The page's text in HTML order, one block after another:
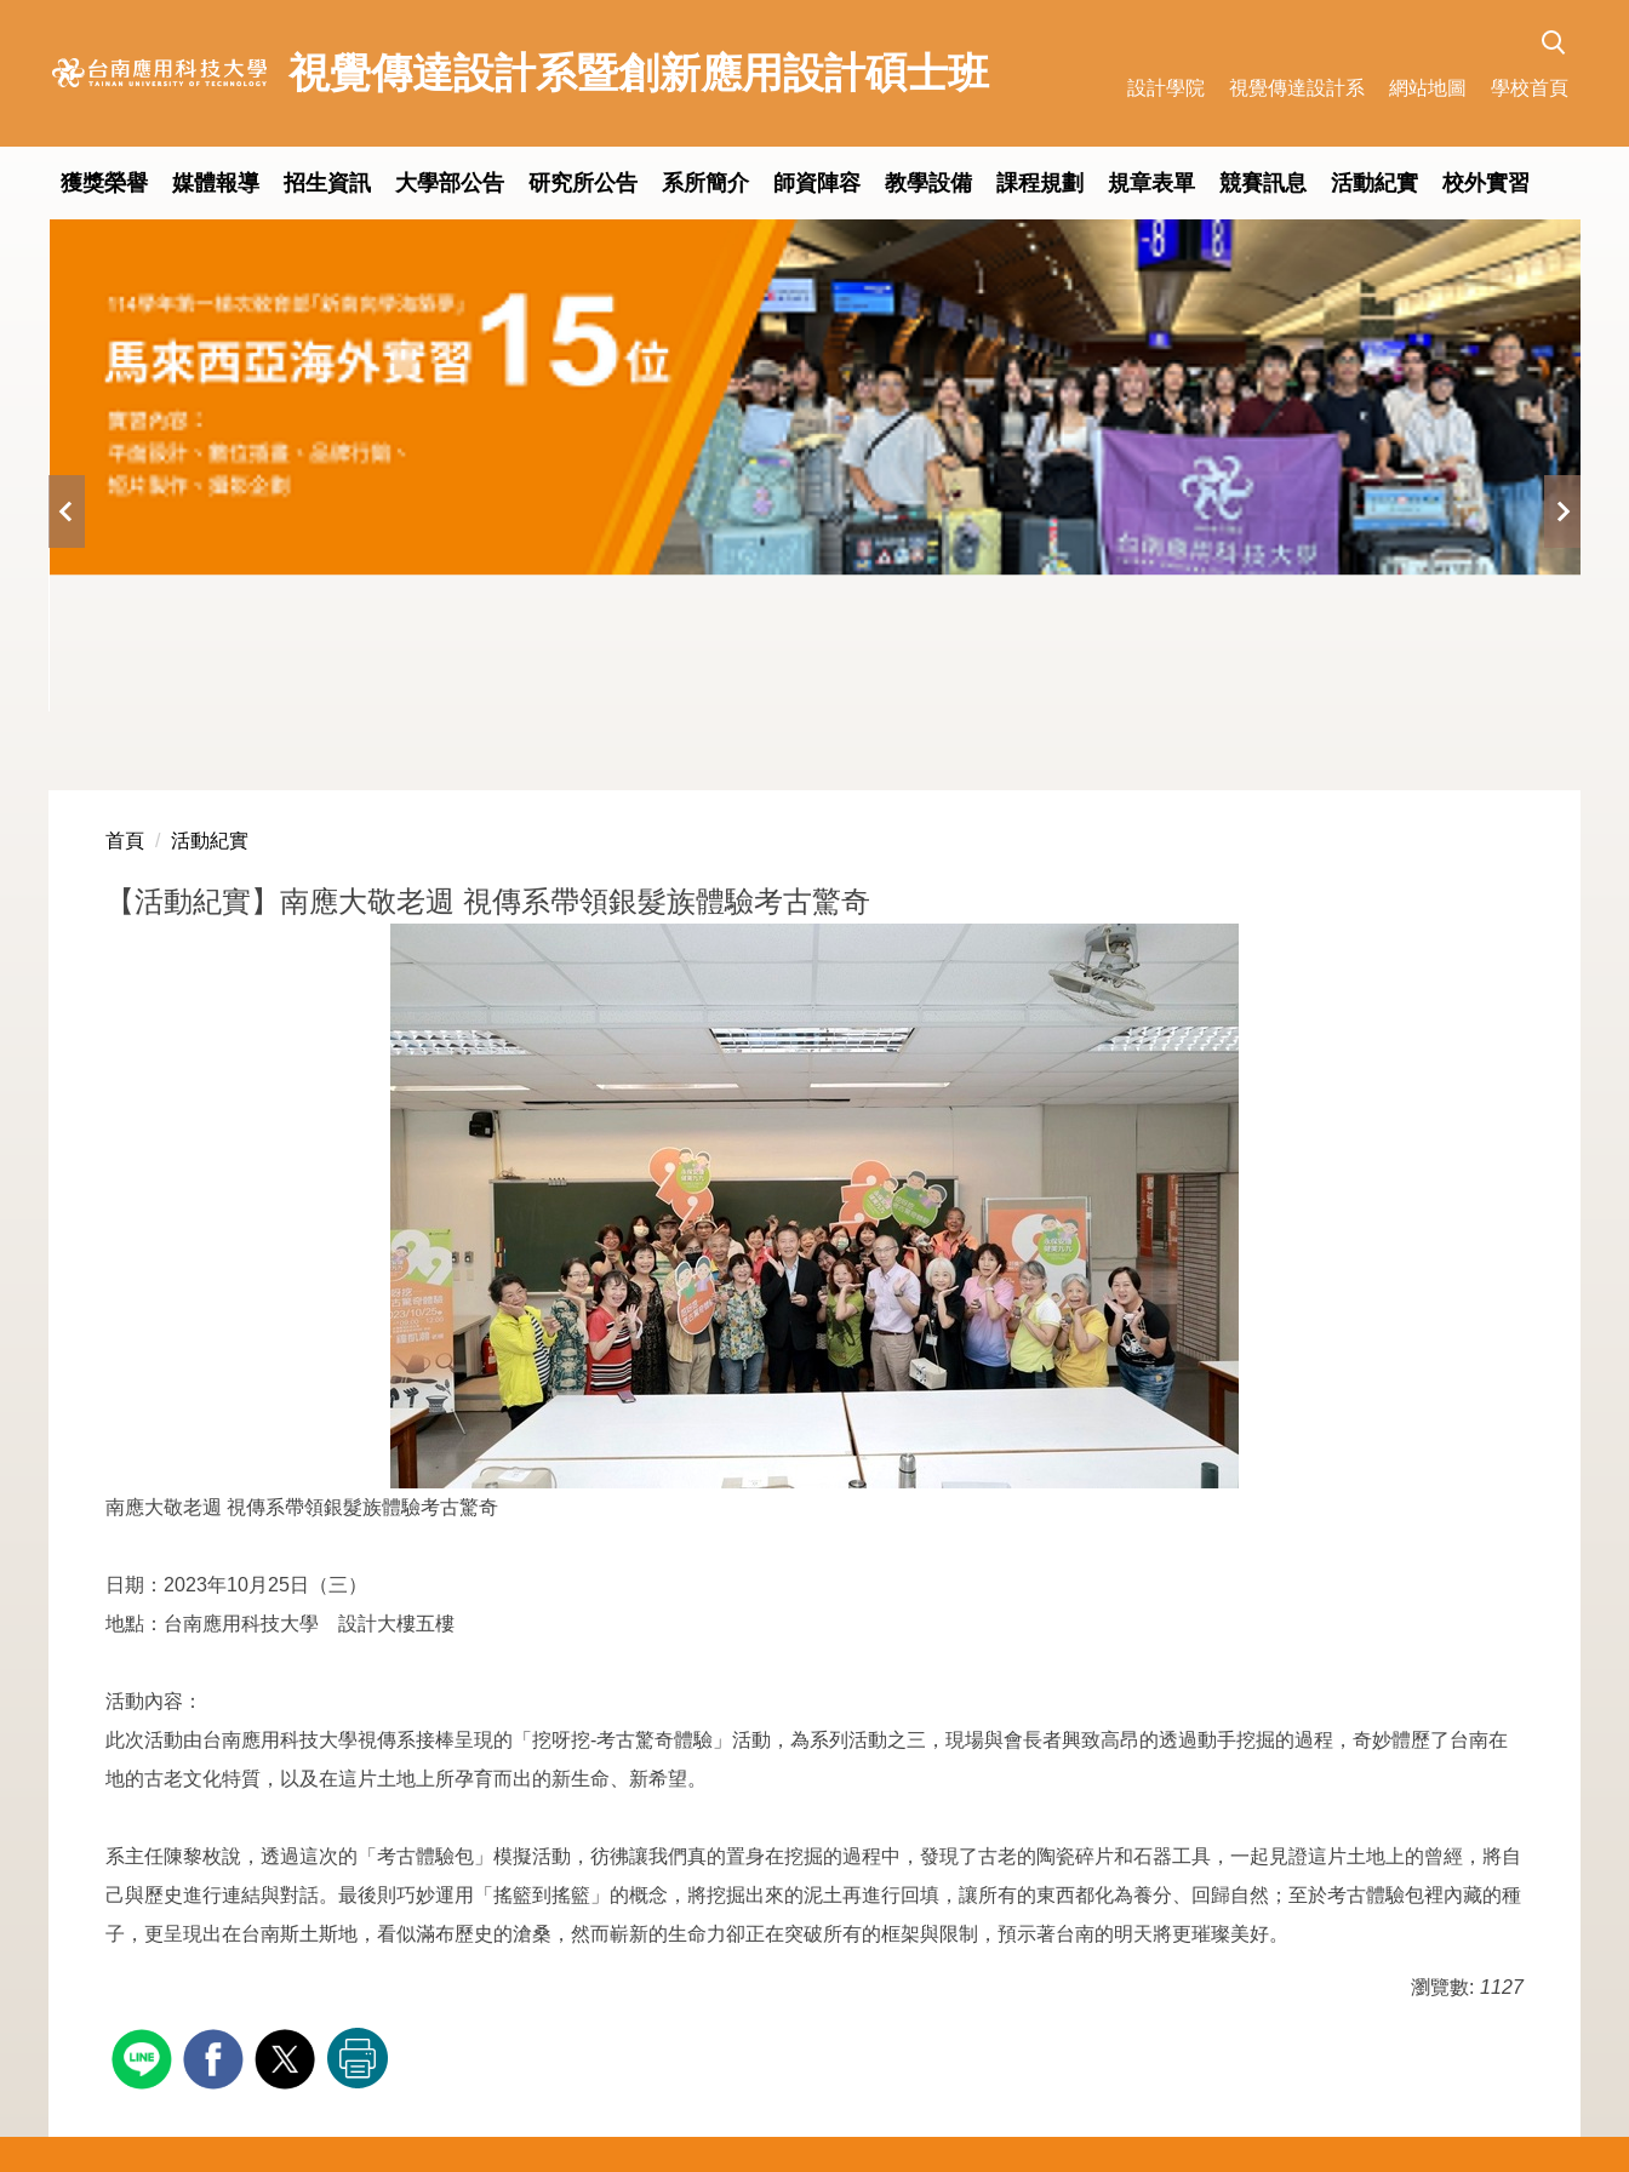
視覺傳達設計系暨創新應用設計碩士班
獲獎榮譽 媒體報導 招生資訊 大學部公告 研究所公告 系所簡介 師資陣容 教學設備 課程規劃 規章表單 競賽訊息 活動紀實 校外實習
設計學院 視覺傳達設計系 網站地圖 學校首頁
首頁 活動紀實
【活動紀實】南應大敬老週 視傳系帶領銀髮族體驗考古驚奇
南應大敬老週 視傳系帶領銀髮族體驗考古驚奇
日期：2023年10月25日（三）
地點：台南應用科技大學 設計大樓五樓
活動內容：
此次活動由台南應用科技大學視傳系接棒呈現的「挖呀挖-考古驚奇體驗」活動，為系列活動之三，現場與會長者興致高昂的透過動手挖掘的過程，奇妙體歷了台南在
地的古老文化特質，以及在這片土地上所孕育而出的新生命、新希望。
系主任陳黎枚說，透過這次的「考古體驗包」模擬活動，彷彿讓我們真的置身在挖掘的過程中，發現了古老的陶瓷碎片和石器工具，一起見證這片土地上的曾經，將自
己與歷史進行連結與對話。最後則巧妙運用「搖籃到搖籃」的概念，將挖掘出來的泥土再進行回填，讓所有的東西都化為養分、回歸自然；至於考古體驗包裡內藏的種
子，更呈現出在台南斯土斯地，看似滿布歷史的滄桑，然而嶄新的生命力卻正在突破所有的框架與限制，預示著台南的明天將更璀璨美好。
瀏覽數: 1127